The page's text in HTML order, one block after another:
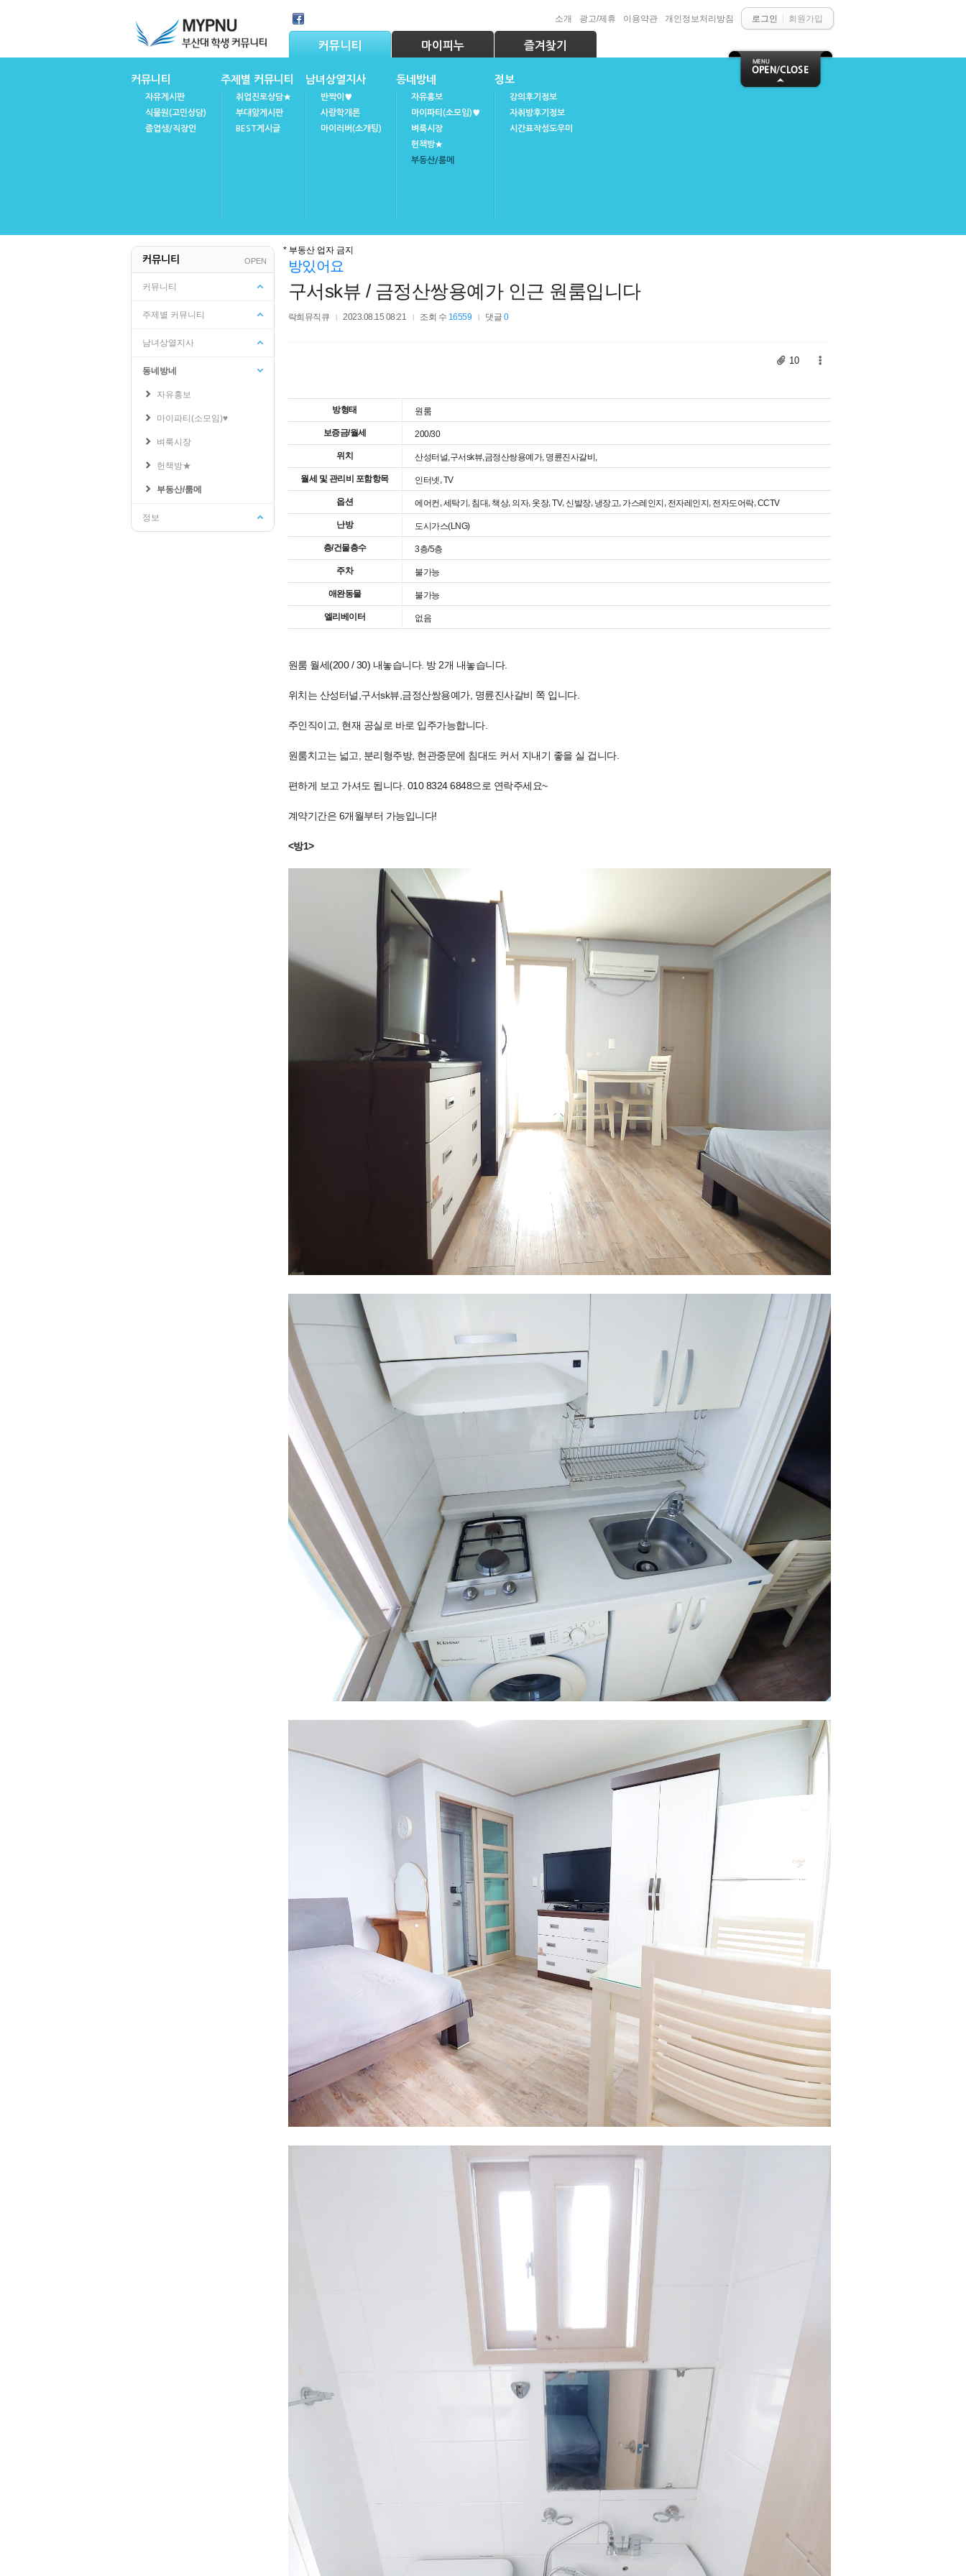
로그인
회원가입
소개 광고/제휴 이용약관 개인정보처리방침
커뮤니티 마이피누 즐겨찾기
커뮤니티
자유게시판
식물원(고민상담)
졸업생/직장인
주제별 커뮤니티
취업진로상담★
부대앞게시판
BEST게시글
남녀상열지사
반짝이♥
사랑학개론
마이러버(소개팅)
동네방네
자유홍보
마이파티(소모임)♥
벼룩시장
헌책방★
부동산/룸메
정보
강의후기정보
자취방후기정보
시간표작성도우미
공지사항
FAQ(자주묻는질문)
기숙사
인터넷증명발급
학생지원시스템
PLMS
학사일정
맞춤법검사기
이러닝(공무원강좌 등)
도서관좌석정보
e-Book
커뮤니티 OPEN
커뮤니티
주제별 커뮤니티
남녀상열지사
동네방네
자유홍보
마이파티(소모임)♥
벼룩시장
헌책방★
부동산/룸메
정보
* 부동산 업자 금지
방있어요
구서sk뷰 / 금정산쌍용예가 인근 원룸입니다
락희뮤직큐 2023.08.15 08:21 조회 수 16559 댓글 0
10
방형태 원룸
보증금/월세 200/30
위치 산성터널,구서sk뷰,금정산쌍용예가, 명륜진사갈비,
월세 및 관리비 포함항목 인터넷 TV
옵션 에어컨 세탁기 침대 ,책상, 의자, 옷장,TV,신발장, 냉장고 가스레인지 전자레인지 전자도어락, CCTV
난방 도시가스(LNG)
층/건물층수 3층/5층
주차 불가능
애완동물 불가능
엘리베이터 없음
원룸 월세(200 / 30) 내놓습니다. 방 2개 내놓습니다.
위치는 산성터널,구서sk뷰,금정산쌍용예가, 명륜진사갈비 쪽 입니다.
주인직이고, 현재 공실로 바로 입주가능합니다.
원룸치고는 넓고, 분리형주방, 현관중문에 침대도 커서 지내기 좋을 실 겁니다.
편하게 보고 가셔도 됩니다. 010 8324 6848으로 연락주세요~
계약기간은 6개월부터 가능입니다!
<방1>